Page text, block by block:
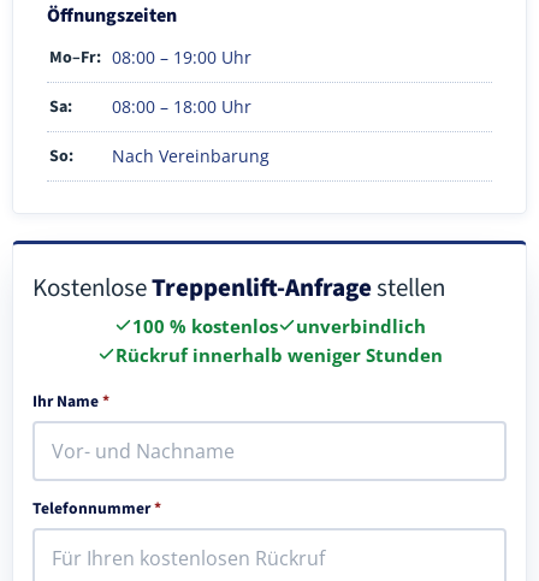
Öffnungszeiten
Mo–Fr: 08:00 – 19:00 Uhr
Sa: 08:00 – 18:00 Uhr
So: Nach Vereinbarung
KostenloseTreppenlift-Anfragestellen
100 % kostenlos
unverbindlich
Rückruf innerhalb weniger Stunden
Ihr Name*
Telefonnummer*